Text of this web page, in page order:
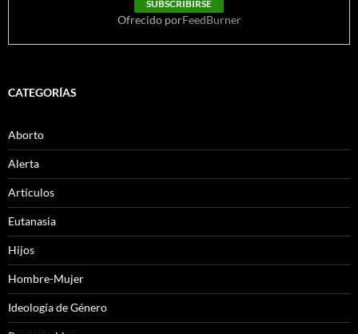
Ofrecido porFeedBurner
CATEGORÍAS
Aborto
Alerta
Artículos
Eutanasia
Hijos
Hombre-Mujer
Ideología de Género